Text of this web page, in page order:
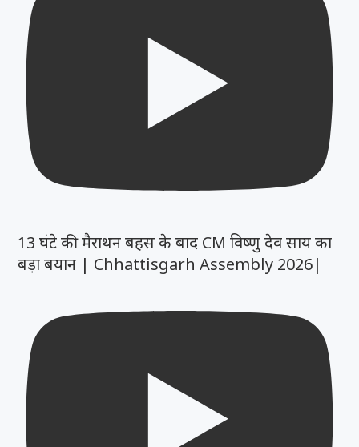
13 घंटे की मैराथन बहस के बाद CM विष्णु देव साय का
बड़ा बयान | Chhattisgarh Assembly 2026|